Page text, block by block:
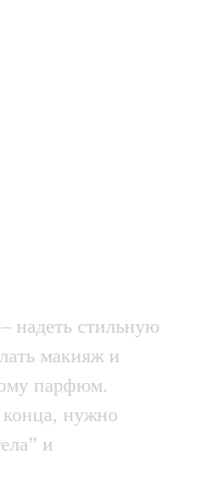
надеть стильную
макияж и
парфюм.
конца, нужно
и